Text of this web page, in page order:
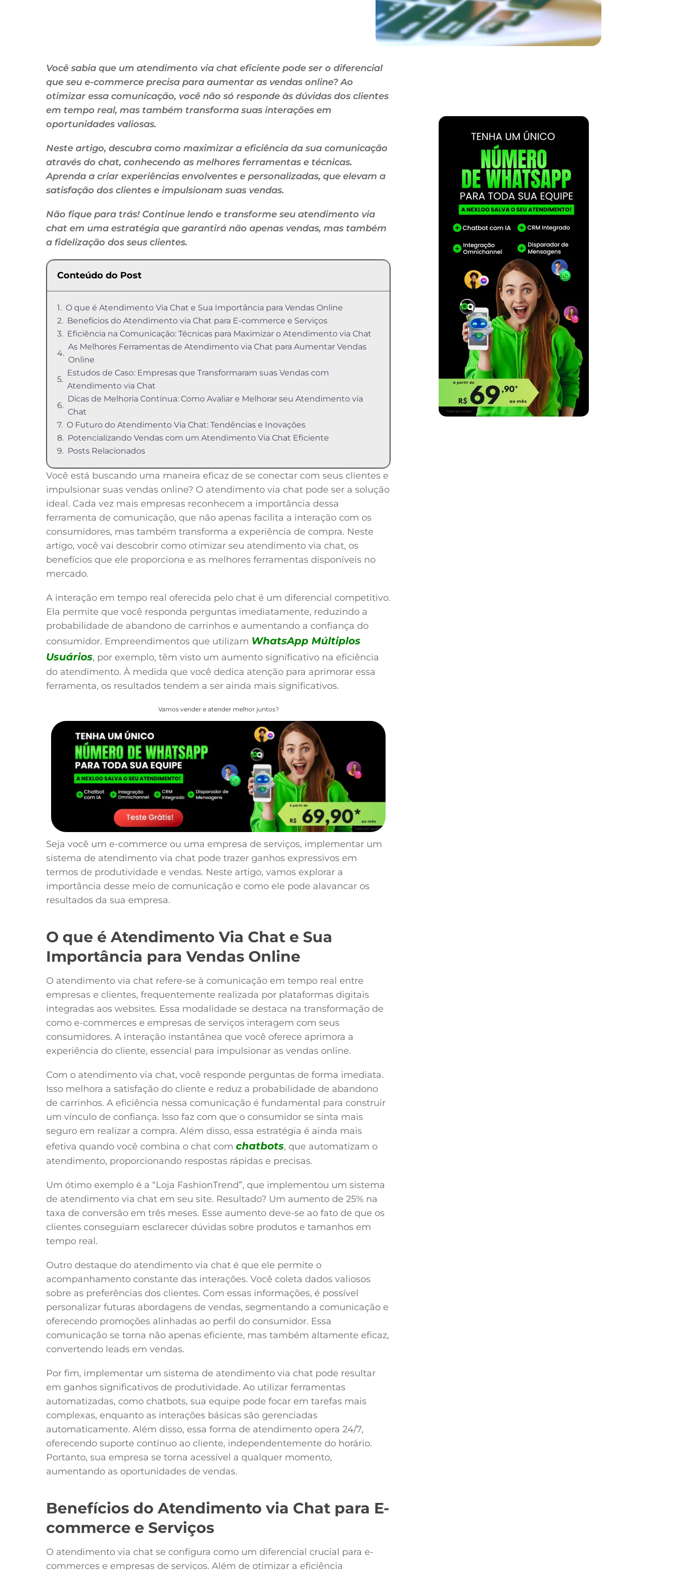
Você sabia que um atendimento via chat eficiente pode ser o diferencial
que seu e-commerce precisa para aumentar as vendas online? Ao
otimizar essa comunicação, você não só responde às dúvidas dos clientes
em tempo real, mas também transforma suas interações em
oportunidades valiosas.
Neste artigo, descubra como maximizar a eficiência da sua comunicação
através do chat, conhecendo as melhores ferramentas e técnicas.
Aprenda a criar experiências envolventes e personalizadas, que elevam a
satisfação dos clientes e impulsionam suas vendas.
Não fique para trás! Continue lendo e transforme seu atendimento via
chat em uma estratégia que garantirá não apenas vendas, mas também
a fidelização dos seus clientes.
Conteúdo do Post
O que é Atendimento Via Chat e Sua Importância para Vendas Online
Benefícios do Atendimento via Chat para E-commerce e Serviços
Eficiência na Comunicação: Técnicas para Maximizar o Atendimento via Chat
As Melhores Ferramentas de Atendimento via Chat para Aumentar Vendas
Online
Estudos de Caso: Empresas que Transformaram suas Vendas com
Atendimento via Chat
Dicas de Melhoria Contínua: Como Avaliar e Melhorar seu Atendimento via
Chat
O Futuro do Atendimento Via Chat: Tendências e Inovações
Potencializando Vendas com um Atendimento Via Chat Eficiente
Posts Relacionados
Você está buscando uma maneira eficaz de se conectar com seus clientes e
impulsionar suas vendas online? O atendimento via chat pode ser a solução
ideal. Cada vez mais empresas reconhecem a importância dessa
ferramenta de comunicação, que não apenas facilita a interação com os
consumidores, mas também transforma a experiência de compra. Neste
artigo, você vai descobrir como otimizar seu atendimento via chat, os
benefícios que ele proporciona e as melhores ferramentas disponíveis no
mercado.
A interação em tempo real oferecida pelo chat é um diferencial competitivo.
Ela permite que você responda perguntas imediatamente, reduzindo a
probabilidade de abandono de carrinhos e aumentando a confiança do
consumidor. Empreendimentos que utilizam WhatsApp Múltiplos
Usuários, por exemplo, têm visto um aumento significativo na eficiência
do atendimento. À medida que você dedica atenção para aprimorar essa
ferramenta, os resultados tendem a ser ainda mais significativos.
Vamos vender e atender melhor juntos?
Seja você um e-commerce ou uma empresa de serviços, implementar um
sistema de atendimento via chat pode trazer ganhos expressivos em
termos de produtividade e vendas. Neste artigo, vamos explorar a
importância desse meio de comunicação e como ele pode alavancar os
resultados da sua empresa.
O que é Atendimento Via Chat e Sua
Importância para Vendas Online
O atendimento via chat refere-se à comunicação em tempo real entre
empresas e clientes, frequentemente realizada por plataformas digitais
integradas aos websites. Essa modalidade se destaca na transformação de
como e-commerces e empresas de serviços interagem com seus
consumidores. A interação instantânea que você oferece aprimora a
experiência do cliente, essencial para impulsionar as vendas online.
Com o atendimento via chat, você responde perguntas de forma imediata.
Isso melhora a satisfação do cliente e reduz a probabilidade de abandono
de carrinhos. A eficiência nessa comunicação é fundamental para construir
um vínculo de confiança. Isso faz com que o consumidor se sinta mais
seguro em realizar a compra. Além disso, essa estratégia é ainda mais
efetiva quando você combina o chat com chatbots, que automatizam o
atendimento, proporcionando respostas rápidas e precisas.
Um ótimo exemplo é a “Loja FashionTrend”, que implementou um sistema
de atendimento via chat em seu site. Resultado? Um aumento de 25% na
taxa de conversão em três meses. Esse aumento deve-se ao fato de que os
clientes conseguiam esclarecer dúvidas sobre produtos e tamanhos em
tempo real.
Outro destaque do atendimento via chat é que ele permite o
acompanhamento constante das interações. Você coleta dados valiosos
sobre as preferências dos clientes. Com essas informações, é possível
personalizar futuras abordagens de vendas, segmentando a comunicação e
oferecendo promoções alinhadas ao perfil do consumidor. Essa
comunicação se torna não apenas eficiente, mas também altamente eficaz,
convertendo leads em vendas.
Por fim, implementar um sistema de atendimento via chat pode resultar
em ganhos significativos de produtividade. Ao utilizar ferramentas
automatizadas, como chatbots, sua equipe pode focar em tarefas mais
complexas, enquanto as interações básicas são gerenciadas
automaticamente. Além disso, essa forma de atendimento opera 24/7,
oferecendo suporte contínuo ao cliente, independentemente do horário.
Portanto, sua empresa se torna acessível a qualquer momento,
aumentando as oportunidades de vendas.
Benefícios do Atendimento via Chat para E-
commerce e Serviços
O atendimento via chat se configura como um diferencial crucial para e-
commerces e empresas de serviços. Além de otimizar a eficiência